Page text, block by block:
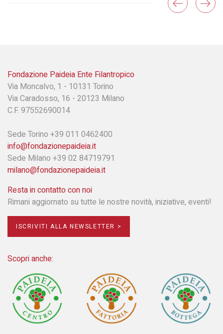
Fondazione Paideia Ente Filantropico
Via Moncalvo, 1 - 10131 Torino
Via Caradosso, 16 - 20123 Milano
C.F. 97552690014
Sede Torino +39 011 0462400
info@fondazionepaideia.it
Sede Milano +39 02 84719791
milano@fondazionepaideia.it
Resta in contatto con noi
Rimani aggiornato su tutte le nostre novità, iniziative, eventi!
ISCRIVITI ALLA NEWSLETTER >
Scopri anche: